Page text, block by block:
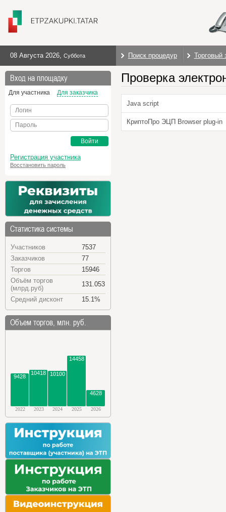
08 Августа 2026, Суббота Поиск процедур Торговый
Вход на площадку
Для участника Для заказчика
Логин
Пароль
Войти
Регистрация участника
Восстановить пароль
Статистика системы
Участников
7537
Заказчиков
77
Торгов
15946
Объём торгов
(млрд.руб)
131.053
Средний дисконт
15.1%
Объем торгов, млн. руб.
9428
10418 10100
14458
4628
2022 2023 2024 2025 2026
Проверка
Java script
КриптоПро ЭЦП Browser plug-in